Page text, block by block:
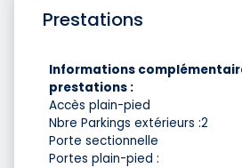
Prestations
Informations
prestations :
Accès plain-pied
Nbre Parkings extérieurs :2
Porte sectionnelle
Portes plain-pied :